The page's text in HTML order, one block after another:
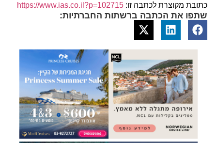
כתובת מקוצרת לכתבה זו: https://www.ias.co.il?p=102715
שתפו את הכתבה ברשתות החברתיות: